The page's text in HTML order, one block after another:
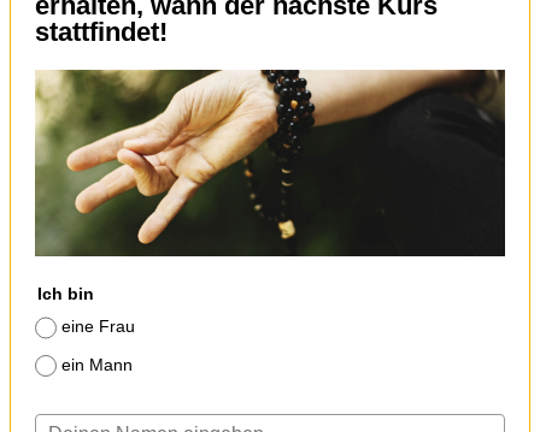
stattfindet!
Ich bin
eine Frau
ein Mann